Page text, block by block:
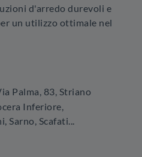
d'arredo durevoli e
un utilizzo ottimale nel
Palma, 83, Striano
Inferiore,
Sarno, Scafati...